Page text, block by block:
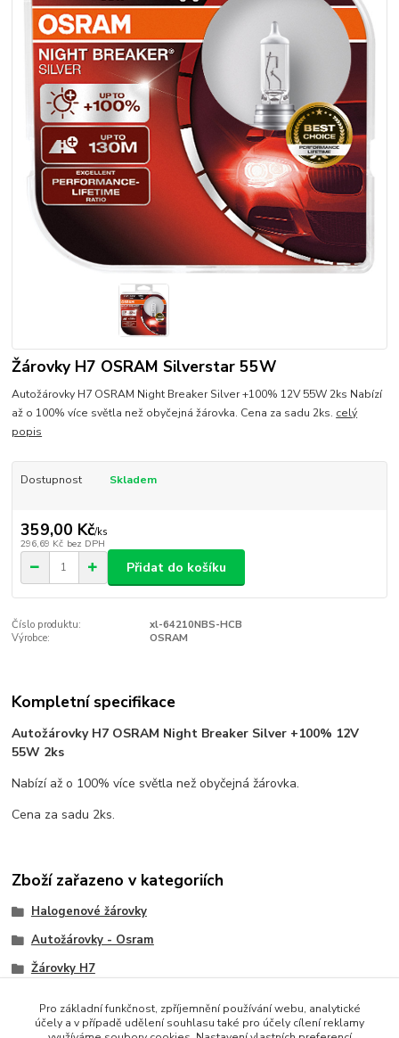
Žárovky H7 OSRAM Silverstar 55W
Autožárovky H7 OSRAM Night Breaker Silver +100% 12V 55W 2ks Nabízí
až o 100% více světla než obyčejná žárovka. Cena za sadu 2ks. celý
popis
Dostupnost Skladem
359,00 Kč/ks
296,69 Kč bez DPH
Přidat do košíku
Číslo produktu:
xl-64210NBS-HCB
Výrobce:
OSRAM
Kompletní specifikace
Autožárovky H7 OSRAM Night Breaker Silver +100% 12V
55W 2ks
Nabízí až o 100% více světla než obyčejná žárovka.
Cena za sadu 2ks.
Zboží zařazeno v kategoriích
Halogenové žárovky
Autožárovky - Osram
Žárovky H7
Osram Silverstar
Pro základní funkčnost, zpříjemnění používání webu, analytické
účely a v případě udělení souhlasu také pro účely cílení reklamy